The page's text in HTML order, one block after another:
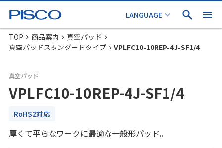
TOP 商品案内
真空パッド
真空パッドスタンダードタイプ
VPLFC10-10REP-4J-SF1/4
真空パッド
VPLFC10-10REP-4J-SF1/4
RoHS2対応
厚くて平らなワークに最適な一般形パッド。